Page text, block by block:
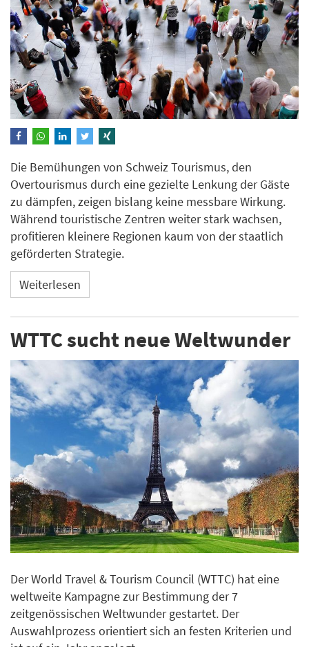
Die Bemühungen von Schweiz Tourismus, den
Overtourismus durch eine gezielte Lenkung der Gäste
zu dämpfen, zeigen bislang keine messbare Wirkung.
Während touristische Zentren weiter stark wachsen,
profitieren kleinere Regionen kaum von der staatlich
geförderten Strategie.
Weiterlesen
WTTC sucht neue Weltwunder
Der World Travel & Tourism Council (WTTC) hat eine
weltweite Kampagne zur Bestimmung der 7
zeitgenössischen Weltwunder gestartet. Der
Auswahlprozess orientiert sich an festen Kriterien und